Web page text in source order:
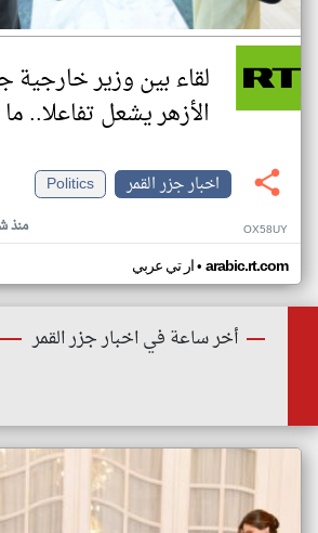
لقاء بين وزير خارجية
الأزهر يشعل تفاعلا..
اخبار جزر القمر
Politics
منذ OX58UY
ار تي عربي• arabic.rt.com
أخر ساعة في اخبار جزر القمر